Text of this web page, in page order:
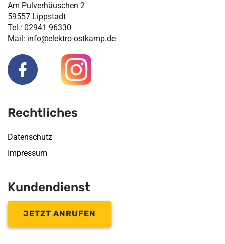
Am Pulverhäuschen 2
59557 Lippstadt
Tel.: 02941 96330
Mail: info@elektro-ostkamp.de
Rechtliches
Datenschutz
Impressum
Kundendienst
JETZT ANRUFEN